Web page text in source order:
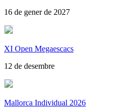
16 de gener de 2027
XI Open Megaescacs
12 de desembre
Mallorca Individual 2026